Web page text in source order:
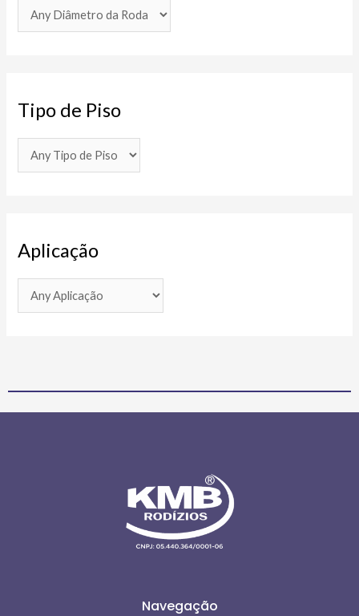
Tipo de Piso
Aplicação
Navegação